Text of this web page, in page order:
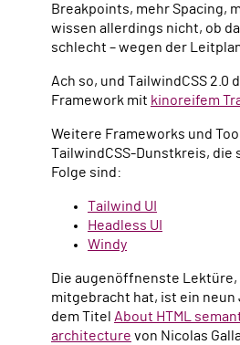
Breakpoints, mehr Spacing,
wissen allerdings nicht, ob
schlecht – wegen der
Ach so, und TailwindCSS 2.0
Framework mit kinoreifem
Weitere Frameworks und
TailwindCSS-Dunstkreis, die
Folge sind:
Tailwind UI
Headless UI
Windy
Die augenöffnenste Lektüre,
mitgebracht hat, ist ein
dem Titel About HTML
architecture von Nicolas